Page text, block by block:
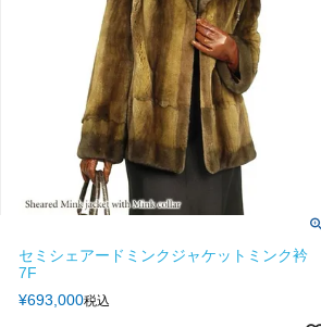
セミシェアードミンクジャケットミンク衿
7F
¥693,000税込